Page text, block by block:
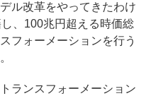
ル改革をやってきたわけ
、100兆円超える時価総
フォーメーションを行う
ランスフォーメーション